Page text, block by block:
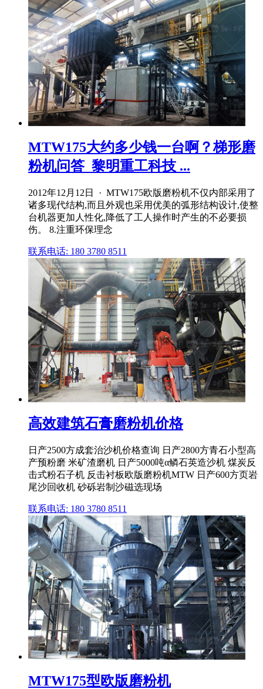
MTW175大约多少钱一台啊？梯形磨
粉机问答_黎明重工科技 ...
2012年12月12日 · MTW175欧版磨粉机不仅内部采用了
诸多现代结构,而且外观也采用优美的弧形结构设计,使整
台机器更加人性化,降低了工人操作时产生的不必要损
伤。 8.注重环保理念
联系电话: 180 3780 8511
高效建筑石膏磨粉机价格
日产2500方成套治沙机价格查询 日产2800方青石小型高
产预粉磨 米矿渣磨机 日产5000吨α鳞石英造沙机 煤炭反
击式粉石子机 反击衬板欧版磨粉机MTW 日产600方页岩
尾沙回收机 砂砾岩制沙磁选现场
联系电话: 180 3780 8511
MTW175型欧版磨粉机